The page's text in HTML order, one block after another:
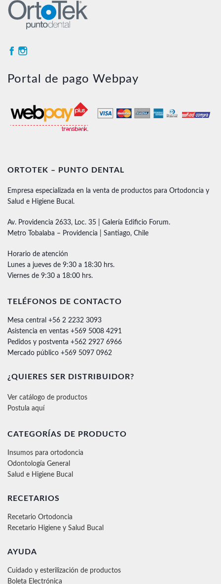
Portal de pago Webpay
ORTOTEK – PUNTO DENTAL
Empresa especializada en la venta de productos para Ortodoncia y
Salud e Higiene Bucal.
Av. Providencia 2633, Loc. 35 | Galería Edificio Forum.
Metro Tobalaba – Providencia | Santiago, Chile
Horario de atención
Lunes a jueves de 9:30 a 18:30 hrs.
Viernes de 9:30 a 18:00 hrs.
TELÉFONOS DE CONTACTO
Mesa central +56 2 2232 3093
Asistencia en ventas +569 5008 4291
Pedidos y postventa +562 2927 6966
Mercado público +569 5097 0962
¿QUIERES SER DISTRIBUIDOR?
Ver catálogo de productos
Postula aquí
CATEGORÍAS DE PRODUCTO
Insumos para ortodoncia
Odontología General
Salud e Higiene Bucal
RECETARIOS
Recetario Ortodoncia
Recetario Higiene y Salud Bucal
AYUDA
Cuidado y esterilización de productos
Boleta Electrónica